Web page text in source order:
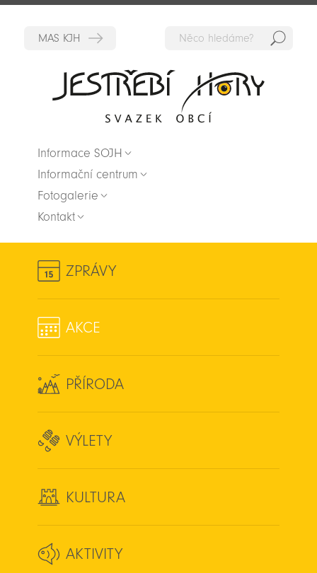
Informace SOJH
Informační centrum
Fotogalerie
Kontakt
ZPRÁVY
AKCE
PŘÍRODA
VÝLETY
KULTURA
AKTIVITY